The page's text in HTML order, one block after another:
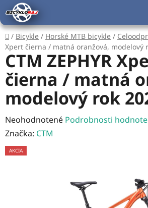
Prejsť
na
obsah
Domov
/ Bicykle / Horské MTB bicykle /
Xpert čierna / matná oranžová, modelový
CTM ZEPHYR
čierna / matná
modelový rok
Priemerné
hodnotenie
produktu
Neohodnotené Podrobnosti
Značka: CTM
AKCIA